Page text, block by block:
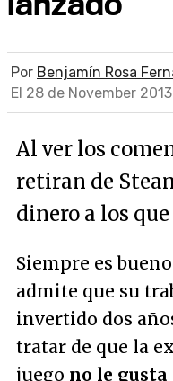
Por Benjamín Rosa
El 28 de November
Al ver los
retiran de
dinero a los
Siempre es
admite que su
invertido dos
tratar de que la
juego no le gusta